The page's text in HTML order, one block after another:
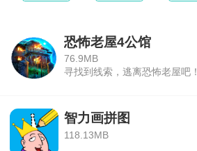
恐怖老屋4公馆
76.9MB
寻找到线索，逃离恐怖老屋吧！
智力画拼图
118.13MB